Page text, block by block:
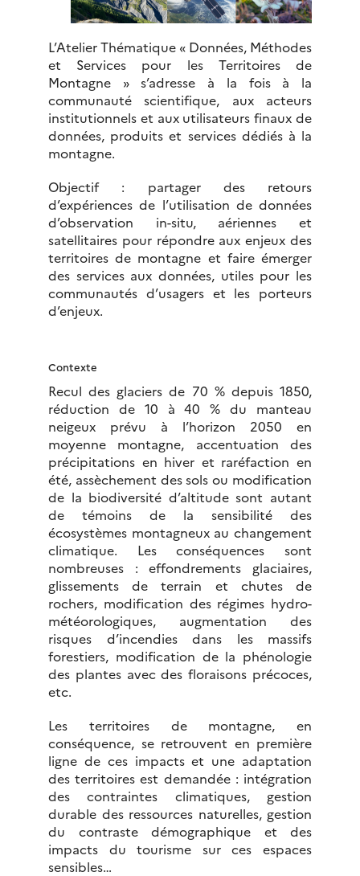
L’Atelier Thématique « Données, Méthodes
et Services pour les Territoires de
Montagne » s’adresse à la fois à la
communauté scientifique, aux acteurs
institutionnels et aux utilisateurs finaux de
données, produits et services dédiés à la
montagne.
Objectif : partager des retours
d’expériences de l’utilisation de données
d’observation in-situ, aériennes et
satellitaires pour répondre aux enjeux des
territoires de montagne et faire émerger
des services aux données, utiles pour les
communautés d’usagers et les porteurs
d’enjeux.
Contexte
Recul des glaciers de 70 % depuis 1850,
réduction de 10 à 40 % du manteau
neigeux prévu à l’horizon 2050 en
moyenne montagne, accentuation des
précipitations en hiver et raréfaction en
été, assèchement des sols ou modification
de la biodiversité d’altitude sont autant
de témoins de la sensibilité des
écosystèmes montagneux au changement
climatique. Les conséquences sont
nombreuses : effondrements glaciaires,
glissements de terrain et chutes de
rochers, modification des régimes hydro-
météorologiques, augmentation des
risques d’incendies dans les massifs
forestiers, modification de la phénologie
des plantes avec des floraisons précoces,
etc.
Les territoires de montagne, en
conséquence, se retrouvent en première
ligne de ces impacts et une adaptation
des territoires est demandée : intégration
des contraintes climatiques, gestion
durable des ressources naturelles, gestion
du contraste démographique et des
impacts du tourisme sur ces espaces
sensibles…